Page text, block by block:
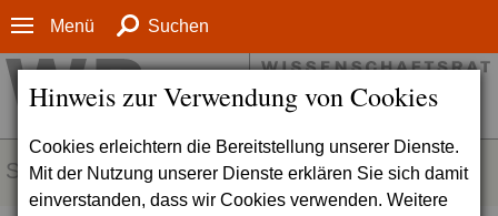
Hinweis zur Verwendung von Cookies
Cookies erleichtern die Bereitstellung unserer Dienste.
Mit der Nutzung unserer Dienste erklären Sie sich damit
einverstanden, dass wir Cookies verwenden. Weitere
Menü Suchen
SERVICE